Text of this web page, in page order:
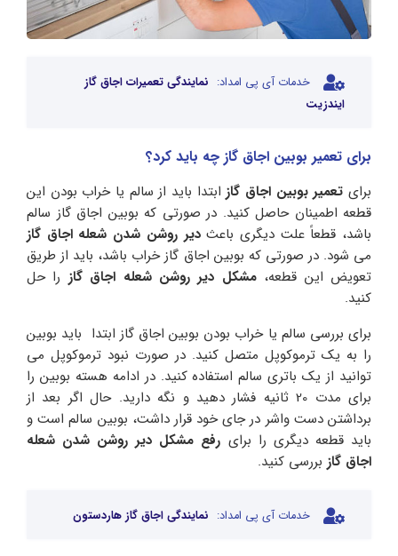
خدمات آی پی امداد: نمایندگی تعمیرات اجاق گاز
ایندزیت
برای تعمیر بوبین اجاق گاز چه باید کرد؟
برایتعمیر بوبین اجاق گازابتدا باید از سالم یا خراب بودن این
قطعه اطمینان حاصل کنید. در صورتی که بوبین اجاق گاز سالم
باشد، قطعاً علت دیگری باعثدیر روشن شدن شعله اجاق گاز
می شود. در صورتی که بوبین اجاق گاز خراب باشد، باید از طریق
تعویض این قطعه، مشکل دیر روشن شعله اجاق گاز را حل
کنید.
برای بررسی سالم یا خراب بودن بوبین اجاق گاز ابتدا باید بوبین
را به یک ترموکوپل متصل کنید. در صورت نبود ترموکوپل می
توانید از یک باتری سالم استفاده کنید. در ادامه هسته بوبین را
برای مدت 20 ثانیه فشار دهید و نگه دارید. حال اگر بعد از
برداشتن دست واشر در جای خود قرار داشت، بوبین سالم است و
باید قطعه دیگری را برای رفع مشکل دیر روشن شدن شعله
اجاق گاز بررسی کنید.
خدمات آی پی امداد: نمایندگی اجاق گاز هاردستون